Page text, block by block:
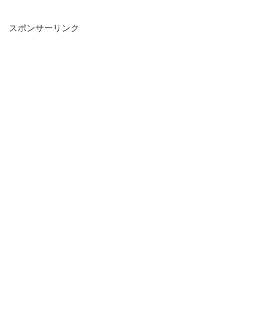
スポンサーリンク